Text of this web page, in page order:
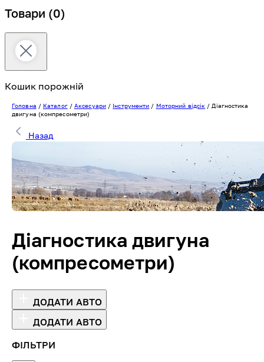
Товари (0)
Кошик порожній
Головна / Каталог/Аксесуари/ Інструменти / Моторний відсік / Діагностика
двигуна (компресометри)
Назад
Діагностика двигуна
(компресометри)
ДОДАТИ АВТО
ДОДАТИ АВТО
ФІЛЬТРИ